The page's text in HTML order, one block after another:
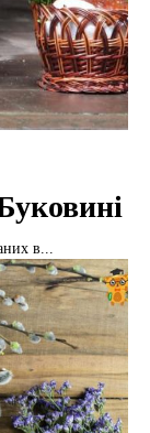
в...